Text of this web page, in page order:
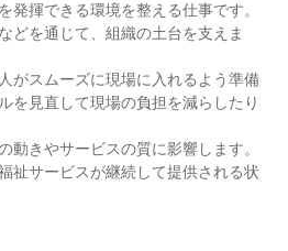
発揮できる環境を整える仕事です。
どを通じて、組織の土台を支えま
がスムーズに現場に入れるよう準備
を見直して現場の負担を減らしたり
動きやサービスの質に影響します。
祉サービスが継続して提供される状